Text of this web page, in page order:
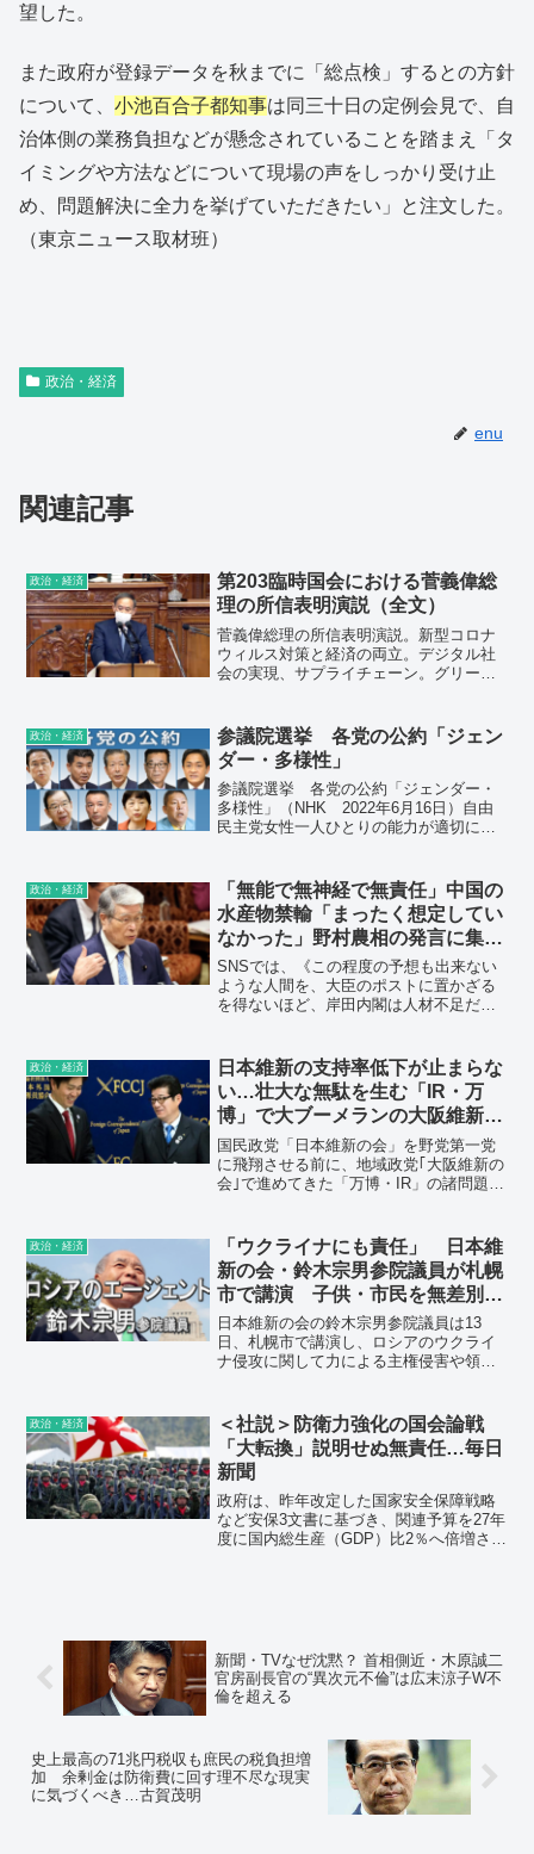
望した。
また政府が登録データを秋までに「総点検」するとの方針
について、 小池百合子都知事は同三十日の定例会見で、自
治体側の業務負担などが懸念されていることを踏まえ「タ
イミングや方法などについて現場の声をしっかり受け止
め、問題解決に全力を挙げていただきたい」と注文した。
（東京ニュース取材班）
政治・経済
enu
関連記事
政治・経済
第203臨時国会における菅義偉総
理の所信表明演説（全文）
菅義偉総理の所信表明演説。新型コロナ
ウィルス対策と経済の両立。デジタル社
会の実現、サプライチェーン。グリーン
東日本大震災からの復興、災害対策。外
交・安全保障。
政治・経済
参議院選挙 各党の公約「ジェン
ダー・多様性」
参議院選挙 各党の公約「ジェンダー・
多様性」（NHK 2022年6月16日）自由
民主党女性一人ひとりの能力が適切に評
基づき、男女間賃金格差の是正など女性
の経済的自立を強...
政治・経済
「無能で無神経で無責任」中国の
水産物禁輸「まったく想定してい
なかった」野村農相の発言に集ま
る驚き
SNSでは、《この程度の予想も出来ない
ような人間を、大臣のポストに置かざる
を得ないほど、岸田内閣は人材不足だと
能で無神経で無責任だな…》
政治・経済
日本維新の支持率低下が止まらな
い…壮大な無駄を生む「IR・万
博」で大ブーメランの大阪維新が
つけるべき落とし前
国民政党「日本維新の会」を野党第一党
に飛翔させる前に、地域政党｢大阪維新の
会｣で進めてきた「万博・IR」の諸問題を
政治・経済
「ウクライナにも責任」 日本維
新の会・鈴木宗男参院議員が札幌
市で講演 子供・市民を無差別に
攻撃するロシア軍を擁護
日本維新の会の鈴木宗男参院議員は13
日、札幌市で講演し、ロシアのウクライ
ナ侵攻に関して力による主権侵害や領土
述べ、ウクライナの対応を批判した。
政治・経済
＜社説＞防衛力強化の国会論戦
「大転換」説明せぬ無責任…毎日
新聞
政府は、昨年改定した国家安全保障戦略
など安保3文書に基づき、関連予算を27年
度に国内総生産（GDP）比2％へ倍増させ
新聞・TVなぜ沈黙？ 首相側近・木原誠二
官房副長官の“異次元不倫”は広末涼子W不
倫を超える
史上最高の71兆円税収も庶民の税負担増
加 余剰金は防衛費に回す理不尽な現実
に気づくべき…古賀茂明